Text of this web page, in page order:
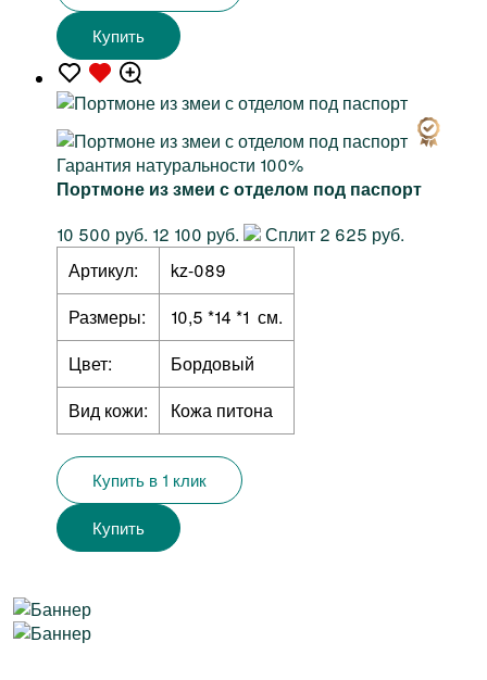
Купить
Гарантия натуральности 100%
Портмоне из змеи с отделом под паспорт
10 500 руб. 12 100 руб.
Сплит 2 625 руб.
Артикул:
kz-089
Размеры:
10,5 *14 *1 см.
Цвет:
Бордовый
Вид кожи:
Кожа питона
Купить в 1 клик
Купить